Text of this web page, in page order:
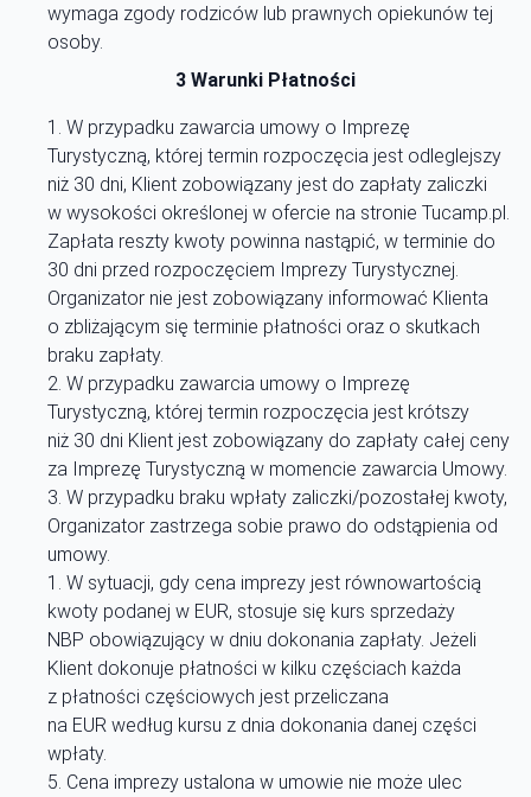
wymaga zgody rodziców lub prawnych opiekunów tej
osoby.
3 Warunki Płatności
W przypadku zawarcia umowy o Imprezę
Turystyczną, której termin rozpoczęcia jest odleglejszy
niż 30 dni, Klient zobowiązany jest do zapłaty zaliczki
w wysokości określonej w ofercie na stronie Tucamp.pl.
Zapłata reszty kwoty powinna nastąpić, w terminie do
30 dni przed rozpoczęciem Imprezy Turystycznej.
Organizator nie jest zobowiązany informować Klienta
o zbliżającym się terminie płatności oraz o skutkach
braku zapłaty.
W przypadku zawarcia umowy o Imprezę
Turystyczną, której termin rozpoczęcia jest krótszy
niż 30 dni Klient jest zobowiązany do zapłaty całej ceny
za Imprezę Turystyczną w momencie zawarcia Umowy.
W przypadku braku wpłaty zaliczki/pozostałej kwoty,
Organizator zastrzega sobie prawo do odstąpienia od
umowy.
W sytuacji, gdy cena imprezy jest równowartością
kwoty podanej w EUR, stosuje się kurs sprzedaży
NBP obowiązujący w dniu dokonania zapłaty. Jeżeli
Klient dokonuje płatności w kilku częściach każda
z płatności częściowych jest przeliczana
na EUR według kursu z dnia dokonania danej części
wpłaty.
Cena imprezy ustalona w umowie nie może ulec